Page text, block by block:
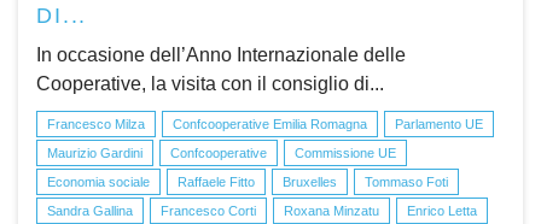
DI...
In occasione dell’Anno Internazionale delle
Cooperative, la visita con il consiglio di...
Francesco Milza Confcooperative Emilia Romagna
Parlamento UE
Maurizio Gardini
Confcooperative
Commissione UE
Economia sociale
Raffaele Fitto Bruxelles
Tommaso Foti
Sandra Gallina
Francesco Corti Roxana Minzatu Enrico Letta